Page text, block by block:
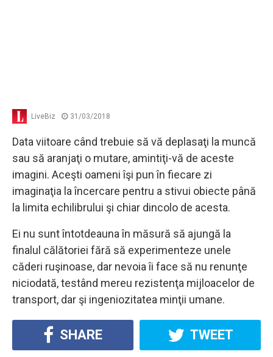
LiveBiz 31/03/2018
Data viitoare când trebuie să vă deplasaţi la muncă
sau să aranjaţi o mutare, amintiţi-vă de aceste
imagini. Aceşti oameni îşi pun în fiecare zi
imaginaţia la încercare pentru a stivui obiecte până
la limita echilibrului şi chiar dincolo de acesta.
Ei nu sunt întotdeauna în măsură să ajungă la
finalul călătoriei fără să experimenteze unele
căderi ruşinoase, dar nevoia îi face să nu renunţe
niciodată, testând mereu rezistenţa mijloacelor de
transport, dar şi ingeniozitatea minţii umane.
SHARE TWEET